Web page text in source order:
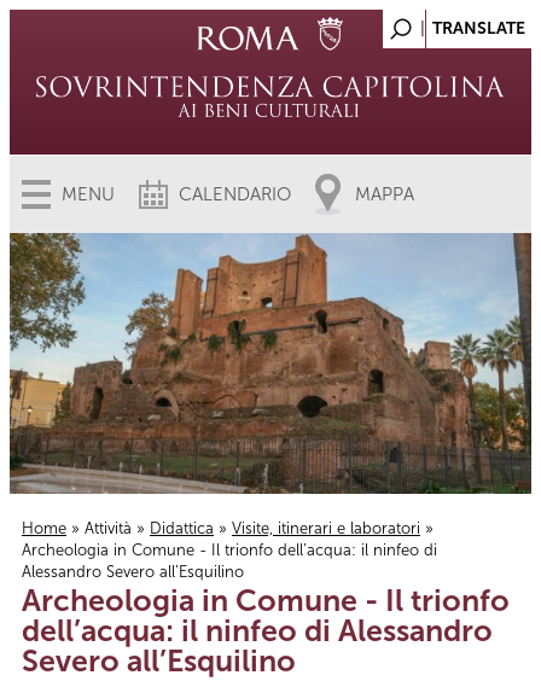
MENU CALENDARIO MAPPA
Tu sei qui
Home » Attività » Didattica » Visite, itinerari e laboratori »
Archeologia in Comune - Il trionfo dell’acqua: il ninfeo di
Alessandro Severo all’Esquilino
Archeologia in Comune - Il trionfo
dell’acqua: il ninfeo di Alessandro
Severo all’Esquilino